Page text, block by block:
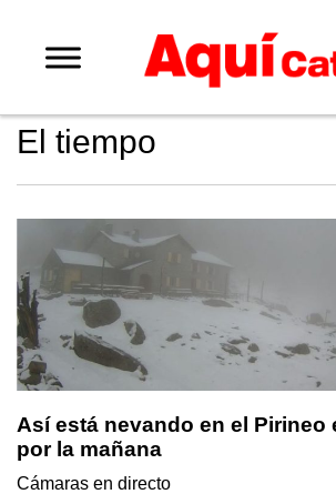
El tiempo
Así está nevando en el Pirineo
por la mañana
Cámaras en directo